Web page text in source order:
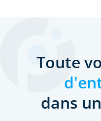
Toute
dans